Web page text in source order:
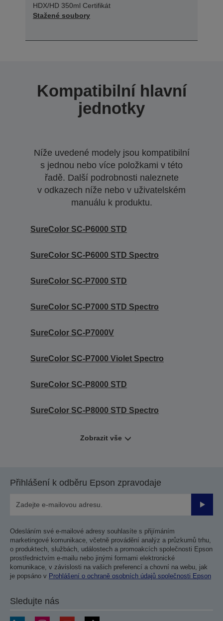
HDX/HD 350ml Certifikát
Stažené soubory
Kompatibilní hlavní
jednotky
Níže uvedené modely jsou kompatibilní
s jednou nebo více položkami v této
řadě. Další podrobnosti naleznete
v odkazech níže nebo v uživatelském
manuálu k produktu.
SureColor SC-P6000 STD
SureColor SC-P6000 STD Spectro
SureColor SC-P7000 STD
SureColor SC-P7000 STD Spectro
SureColor SC-P7000V
SureColor SC-P7000 Violet Spectro
SureColor SC-P8000 STD
SureColor SC-P8000 STD Spectro
Zobrazit vše
Přihlášení k odběru Epson zpravodaje
Odesláním své e-mailové adresy souhlasíte s přijímáním
marketingové komunikace, včetně provádění analýz a průzkumů trhu,
o produktech, službách, událostech a promoakcích společnosti Epson
prostřednictvím e-mailu nebo jinými formami elektronické
komunikace, v závislosti na vašich preferencí a chovní na webu, jak
je popsáno v Prohlášení o ochraně osobních údajů společnosti Epson
Sledujte nás